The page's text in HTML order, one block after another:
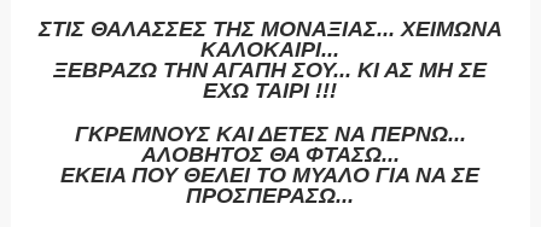
ΣΤΙΣ ΘΑΛΑΣΣΕΣ ΤΗΣ ΜΟΝΑΞΙΑΣ... ΧΕΙΜΩΝΑ
ΚΑΛΟΚΑΙΡΙ...
ΞΕΒΡΑΖΩ ΤΗΝ ΑΓΑΠΗ ΣΟΥ... ΚΙ ΑΣ ΜΗ ΣΕ
ΕΧΩ ΤΑΙΡΙ !!!
ΓΚΡΕΜΝΟΥΣ ΚΑΙ ΔΕΤΕΣ ΝΑ ΠΕΡΝΩ...
ΑΛΟΒΗΤΟΣ ΘΑ ΦΤΑΣΩ...
ΕΚΕΙΑ ΠΟΥ ΘΕΛΕΙ ΤΟ ΜΥΑΛΟ ΓΙΑ ΝΑ ΣΕ
ΠΡΟΣΠΕΡΑΣΩ...